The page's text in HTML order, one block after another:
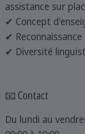
assistance sur
✔ Concept
✔
✔ Diversité
📧 Contact
Du lundi au